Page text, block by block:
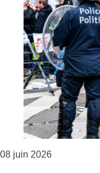
08 juin 2026Consulter